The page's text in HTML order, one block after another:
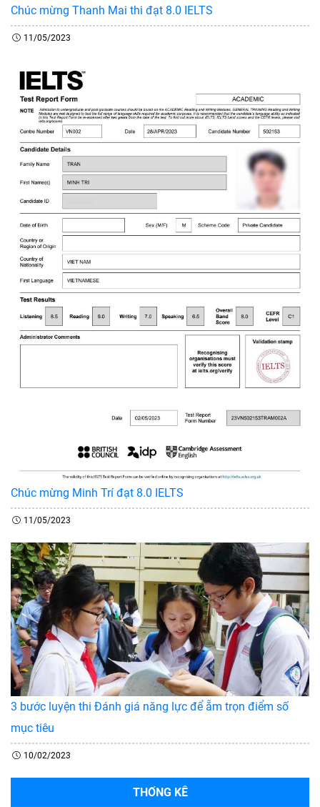
Chúc mừng Thanh Mai thi đạt 8.0 IELTS
11/05/2023
Chúc mừng Minh Trí đạt 8.0 IELTS
11/05/2023
3 bước luyện thi Đánh giá năng lực để ẵm trọn điểm số
mục tiêu
10/02/2023
THỐNG KÊ